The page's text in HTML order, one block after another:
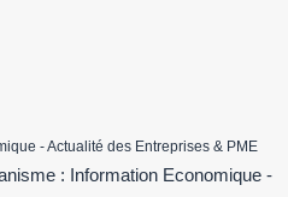
- Actualité des Entreprises & PME
: Information Economique -